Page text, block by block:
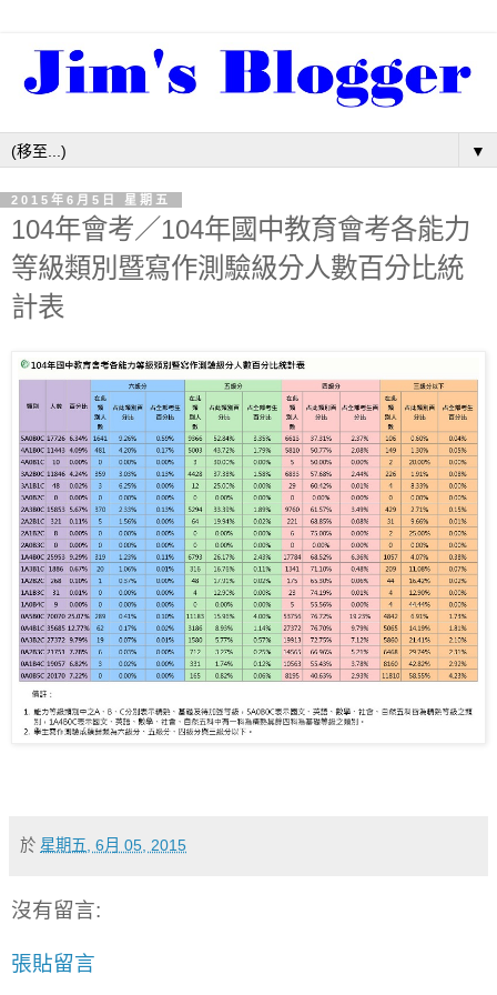
▼
2015年6月5日 星期五
104年會考／104年國中教育會考各能力
等級類別暨寫作測驗級分人數百分比統
計表
於 星期五, 6月 05, 2015
沒有留言:
張貼留言